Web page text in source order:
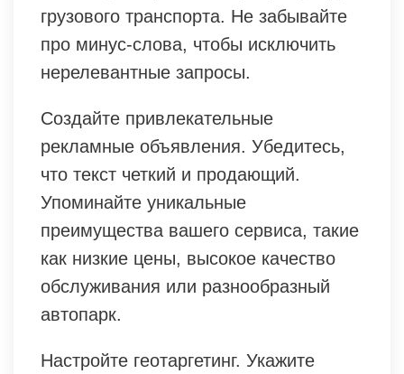
грузового транспорта. Не забывайте
про минус-слова, чтобы исключить
нерелевантные запросы.
Создайте привлекательные
рекламные объявления. Убедитесь,
что текст четкий и продающий.
Упоминайте уникальные
преимущества вашего сервиса, такие
как низкие цены, высокое качество
обслуживания или разнообразный
автопарк.
Настройте геотаргетинг. Укажите